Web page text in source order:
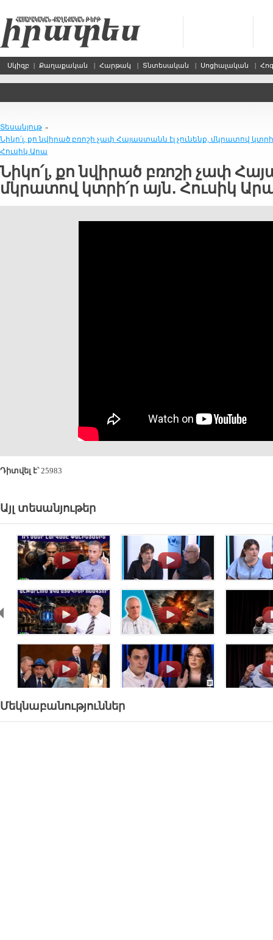
Սկիզբ | Քաղաքական | Հարթակ | Տնտեսական | Սոցիալական |
Տեսանյութ »
Նիկո՛լ, քո նվիրած բռոշի չափ Հայաստանն էլ չունենք, մկրատով
Հուսիկ Արա
Նիկո՛լ, քո նվիրած բռոշի չափ
մկրատով կտրի՛ր այն․ Հուսիկ
Դիտվել է՝25983
Այլ տեսանյութեր
. . .
. . .
. . .
Մեկնաբանություններ